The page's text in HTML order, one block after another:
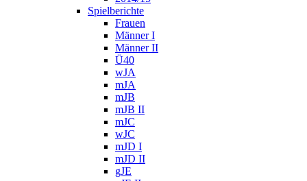
Spielberichte
Frauen
Männer I
Männer II
Ü40
wJA
mJA
mJB
mJB II
mJC
wJC
mJD I
mJD II
gJE